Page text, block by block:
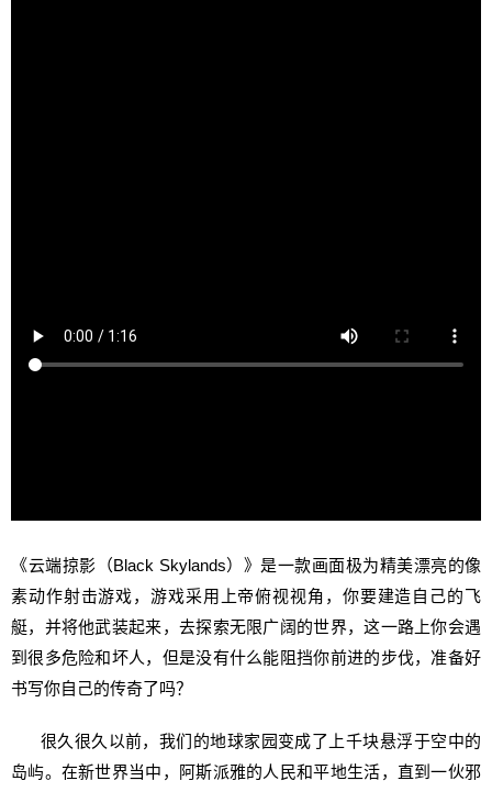
《云端掠影（Black Skylands）》是一款画面极为精美漂亮的像
素动作射击游戏，游戏采用上帝俯视视角，你要建造自己的飞
艇，并将他武装起来，去探索无限广阔的世界，这一路上你会遇
到很多危险和坏人，但是没有什么能阻挡你前进的步伐，准备好
书写你自己的传奇了吗？
很久很久以前，我们的地球家园变成了上千块悬浮于空中的
岛屿。在新世界当中，阿斯派雅的人民和平地生活，直到一伙邪